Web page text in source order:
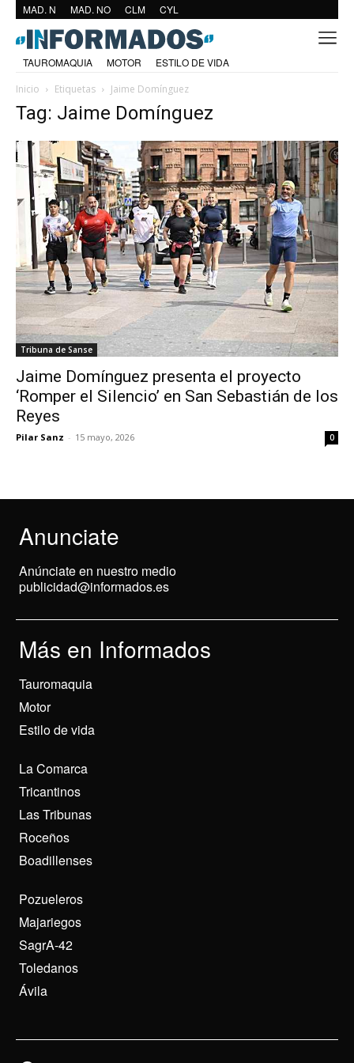
MAD. N MAD. NO CLM CYL
TAUROMAQUIA MOTOR
ESTILO DE VIDA
Inicio
Etiquetas Jaime Domínguez
Tag: Jaime Domínguez
Tribuna de Sanse
Jaime Domínguez presenta el proyecto
‘Romper el Silencio’ en San Sebastián de los
Reyes
Pilar Sanz - 15 mayo, 2026 0
Anunciate
Anúnciate en nuestro medio
publicidad@informados.es
Más en Informados
Tauromaquia
Motor
Estilo de vida
La Comarca
Tricantinos
Las Tribunas
Roceños
Boadillenses
Pozueleros
Majariegos
SagrA-42
Toledanos
Ávila